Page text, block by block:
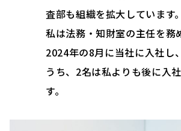
査部も組織を拡大しています。
私は法務・知財室の主任を務
2024年の8月に当社に入社し
うち、2名は私よりも後に入
す。